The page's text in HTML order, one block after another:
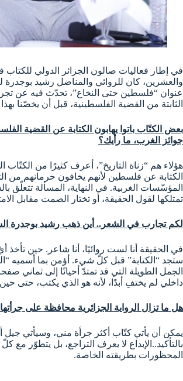
في إطار فعاليات صالون الجزائر الدولي للكتاب
والعشرين، كان للروائي والمناضل رشيد
عنوان “فلسطين حتى النخاع”، تحدّث فيه عن
الثابتة من القضية الفلسطينية، قبل أن يخصّنا
بعض الكتّاب باتوا يهابون الكتابة عن القضية
جوائز الغرب، ما رأيك؟
هؤلاء هم “زناة التاريخ”، أعرف كثيرًا من الكتّاب
الكتابة عن فلسطين لأنهم يخافون حرمانهم من
المؤسّسات الغربية. في النهاية، المسألة تتعلّق
تمتلكها لقول الحقيقة، أو تختار الصمت مقابل
لكم تجارب في الشعر.. أين ذهب رشيد بوجدرة
في الحقيقة أنا لست روائيًا، أنا شاعر. حين تأخذ
ستجد “الكتابة” قبل كلّ شيء. أؤمن بما أسميه
الجمل الطويلة التي قد تمتدّ أحيانًا إلى ثماني
داخلي لم يختفِ أبدًا، لأنه هو الذي يكتب، حتى
هل ما تزال الرواية الجزائرية محافظة على
يمكن أن يأتي كتّاب أكثر جرأة مني، وسيأتي جيل
بالتأكيد..الإبداع لا يعرف التراجع، بل يتطوّر مع
المحظورات بطريقته الخاصة.